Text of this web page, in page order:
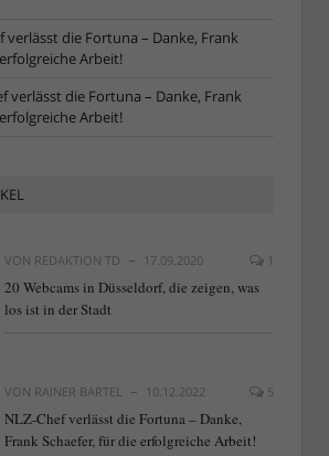
verlässt die Fortuna – Danke, Frank
Arbeit!
verlässt die Fortuna – Danke, Frank
Arbeit!
VON REDAKTION TD 17.09.2020 1
20 Webcams in Düsseldorf, die zeigen, was
los ist in der Stadt
VON RAINER BARTEL 10.12.2022 5
NLZ-Chef verlässt die Fortuna – Danke,
Frank Schaefer, für die erfolgreiche Arbeit!